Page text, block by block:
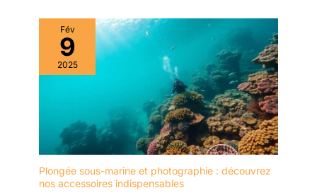
supplémentaire, un étui
de voyage, une
dragonne de luxe et
deux piles AAA
Fév
9
2025
Plongée sous-marine et photographie : découvrez
nos accessoires indispensables